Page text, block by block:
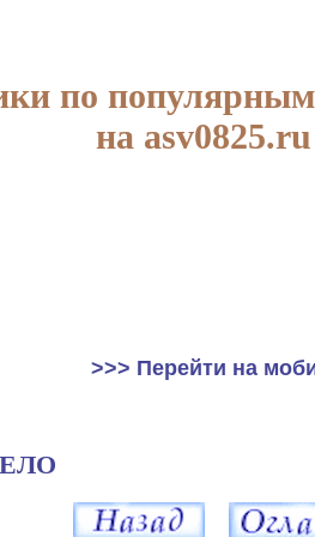
по
на asv0825.ru
>>> Перейти на